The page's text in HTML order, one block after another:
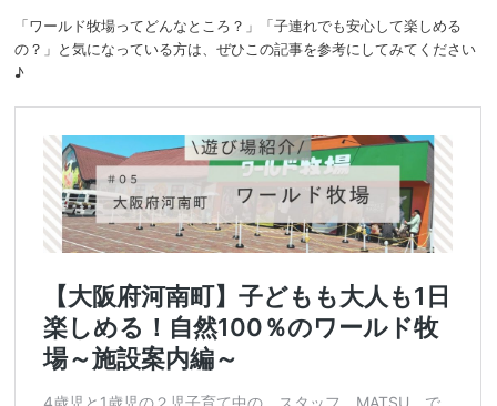
「ワールド牧場ってどんなところ？」「子連れでも安心して楽しめる
の？」と気になっている方は、ぜひこの記事を参考にしてみてください
♪